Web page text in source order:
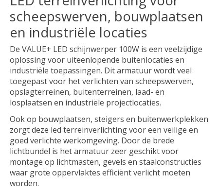
scheepswerven, bouwplaatsen
en industriële locaties
De VALUE+ LED schijnwerper 100W is een veelzijdige
oplossing voor uiteenlopende buitenlocaties en
industriële toepassingen. Dit armatuur wordt veel
toegepast voor het verlichten van scheepswerven,
opslagterreinen, buitenterreinen, laad- en
losplaatsen en industriële projectlocaties.
Ook op bouwplaatsen, steigers en buitenwerkplekken
zorgt deze led terreinverlichting voor een veilige en
goed verlichte werkomgeving. Door de brede
lichtbundel is het armatuur zeer geschikt voor
montage op lichtmasten, gevels en staalconstructies
waar grote oppervlaktes efficiënt verlicht moeten
worden.